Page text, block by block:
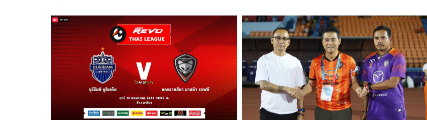
และเงินรางวัลแชมป์ฟุตบอลไทยลีก 2 ประจำฤดูกาล
2023/24 ให้แก่ สโมสรนครราชสีมา มาสด้า เอฟซี
ท่ามกลางแฟนบอล 24,556 คน พร้อมรับเงินรางวัล
5,000,000 บาท และ สิทธิ์เลื่อนชั้นสู่ศึกรีโว่ ไทยลีก
ฤดูกาล 2024/25
Hall ชั้น 4 ห้างสรรพสินค้าเซ็นทรัลโคราช เมื่อวันที่ วันที่
4 สิงหาคม 2566 พร้อมเปิดตัวขุนพลสวาทแคท และเผย
โฉมชุดแข่งขันใหม่ ภายใต้แบรนด์ “VOLT” ซึ่งเป็น
บริษัทผู้ผลิตและจำหน่ายผลิตภัณฑ์ ชุดออกกำลังกาย
มาตราฐานระดับสากล รวมถึงผู้สนับสนุนทีม